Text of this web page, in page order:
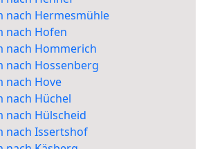
nach Hermesmühle
nach Hofen
nach Hommerich
nach Hossenberg
nach Hove
nach Hüchel
nach Hülscheid
nach Issertshof